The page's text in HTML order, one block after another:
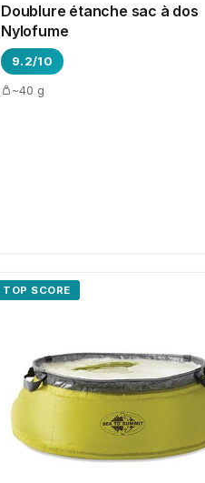
Doublure étanche sac à dos
Nylofume
9.2/10
~40 g
TOP SCORE